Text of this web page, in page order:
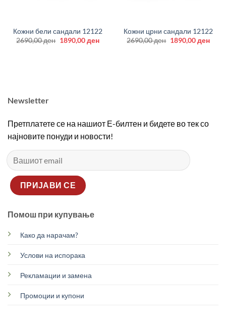
Кожни бели сандали 12122
2690,00ден Original
1890,00денCurrent
Кожни црни сандали 12122
2690,00ден Original
1890,00ден
Newsletter
Претплатете се на нашиот Е-билтен и бидете во тек со
најновите понуди и новости!
Помош при купување
Како да нарачам?
Услови на испорака
Рекламации и замена
Промоции и купони